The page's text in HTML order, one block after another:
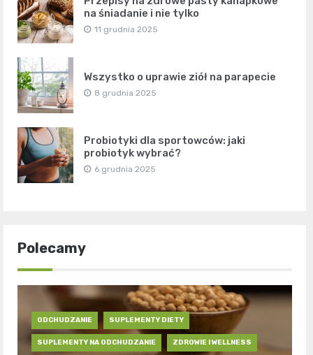
na śniadanie i nie tylko
11 grudnia 2025
Wszystko o uprawie ziół na parapecie
8 grudnia 2025
Probiotyki dla sportowców: jaki
probiotyk wybrać?
6 grudnia 2025
Polecamy
ODCHUDZANIE SUPLEMENTY DIETY
SUPLEMENTY NA ODCHUDZANIE ZDROWIE I WELLNESS